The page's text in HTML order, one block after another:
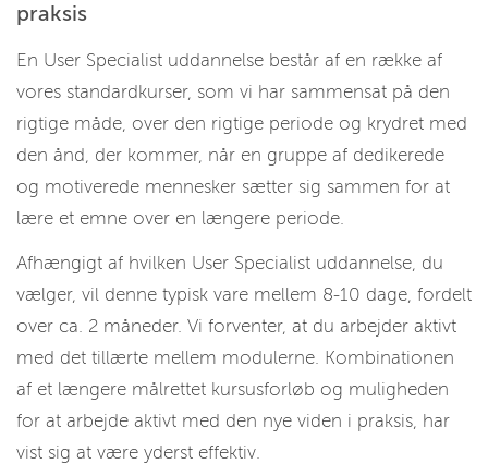
praksis
En User Specialist uddannelse består af en række af
vores standardkurser, som vi har sammensat på den
rigtige måde, over den rigtige periode og krydret med
den ånd, der kommer, når en gruppe af dedikerede
og motiverede mennesker sætter sig sammen for at
lære et emne over en længere periode.
Afhængigt af hvilken User Specialist uddannelse, du
vælger, vil denne typisk vare mellem 8-10 dage, fordelt
over ca. 2 måneder. Vi forventer, at du arbejder aktivt
med det tillærte mellem modulerne. Kombinationen
af et længere målrettet kursusforløb og muligheden
for at arbejde aktivt med den nye viden i praksis, har
vist sig at være yderst effektiv.